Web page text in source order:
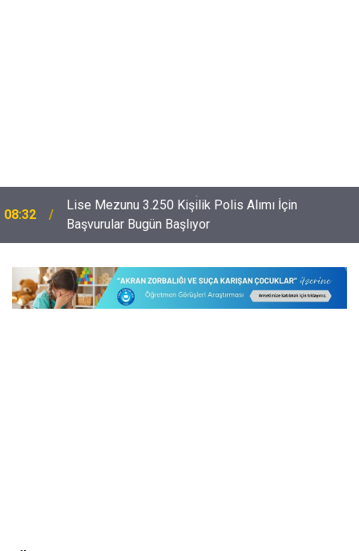
08:32
Lise Mezunu 3.250 Kişilik Polis Alımı İçin
Başvurular Bugün Başlıyor